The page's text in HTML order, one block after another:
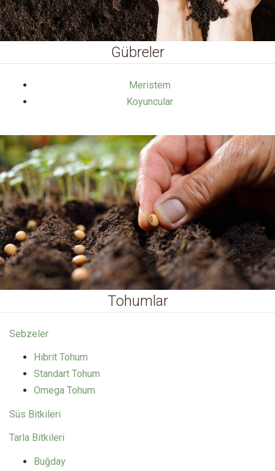
Gübreler
Meristem
Koyuncular
Tohumlar
Sebzeler
Hibrit Tohum
Standart Tohum
Omega Tohum
Süs Bitkileri
Tarla Bitkileri
Buğday